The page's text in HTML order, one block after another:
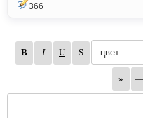
366